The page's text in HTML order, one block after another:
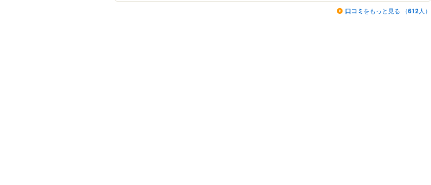
口コミ をもっと見る （612人）